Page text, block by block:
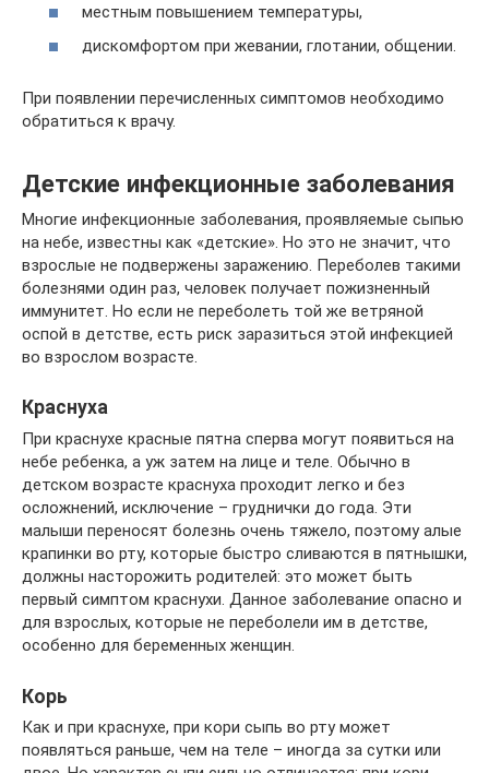
местным повышением температуры,
дискомфортом при жевании, глотании, общении.
При появлении перечисленных симптомов необходимо
обратиться к врачу.
Детские инфекционные заболевания
Многие инфекционные заболевания, проявляемые сыпью
на небе, известны как «детские». Но это не значит, что
взрослые не подвержены заражению. Переболев такими
болезнями один раз, человек получает пожизненный
иммунитет. Но если не переболеть той же ветряной
оспой в детстве, есть риск заразиться этой инфекцией
во взрослом возрасте.
Краснуха
При краснухе красные пятна сперва могут появиться на
небе ребенка, а уж затем на лице и теле. Обычно в
детском возрасте краснуха проходит легко и без
осложнений, исключение – груднички до года. Эти
малыши переносят болезнь очень тяжело, поэтому алые
крапинки во рту, которые быстро сливаются в пятнышки,
должны насторожить родителей: это может быть
первый симптом краснухи. Данное заболевание опасно и
для взрослых, которые не переболели им в детстве,
особенно для беременных женщин.
Корь
Как и при краснухе, при кори сыпь во рту может
появляться раньше, чем на теле – иногда за сутки или